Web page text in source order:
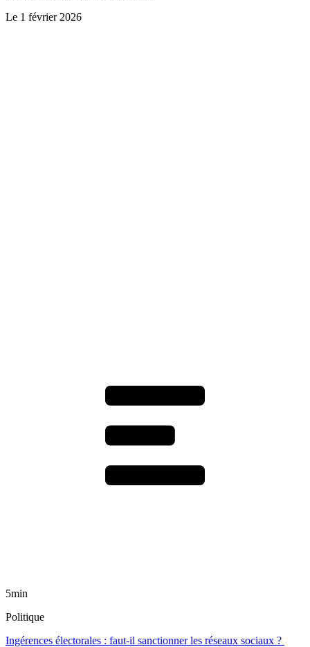
Le 1 février 2026
5min
Politique
Ingérences électorales : faut-il sanctionner les réseaux sociaux ?